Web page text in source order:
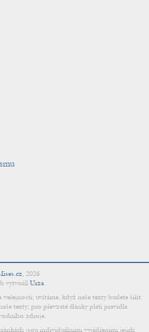
, 2026
vytvořil Urza.
uvítáme, když naše texty budete šířit.
texty; pro převzaté články platí pravidla
zdroje.
jsou individuálními vyjádřeními jejich